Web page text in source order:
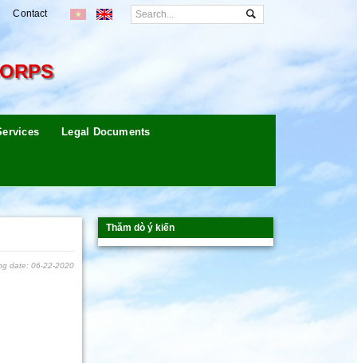
Contact
Legal Documents
date: 06-22-2020
Thăm dò ý kiến